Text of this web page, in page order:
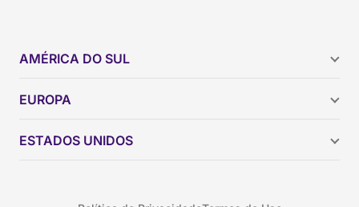
AMÉRICA DO SUL
Brasil
Colômbia
EUROPA
ESTADOS UNIDOS